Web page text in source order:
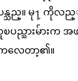
သည္။ မု႑ ကိုလ
ည္သားမ်ားက
ေလေတာ့၏။